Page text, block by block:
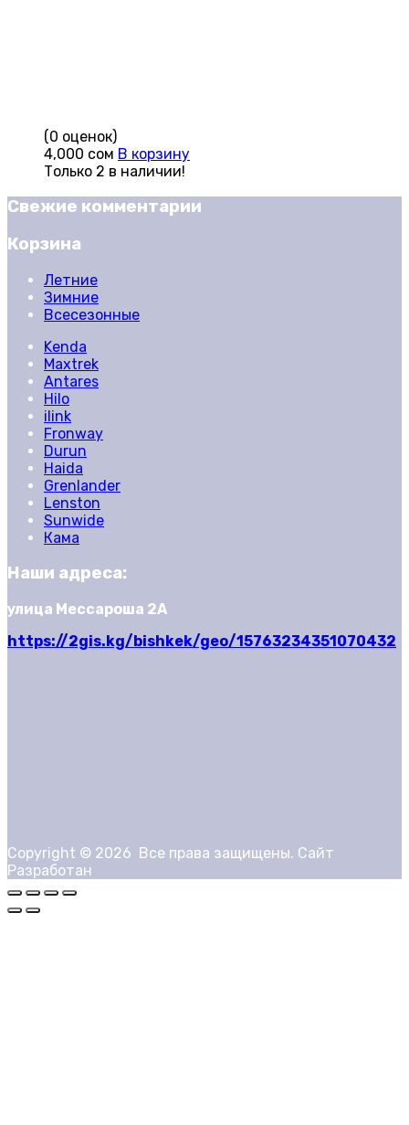
(0 оценок)
4,000 сом В корзину
Только 2 в наличии!
Свежие комментарии
Корзина
Летние
Зимние
Всесезонные
Kenda
Maxtrek
Antares
Hilo
ilink
Fronway
Durun
Haida
Grenlander
Lenston
Sunwide
Кама
Наши адреса:
улица Мессароша 2А
https://2gis.kg/bishkek/geo/15763234351070432
Copyright © 2026 Все права защищены. Сайт
Разработан